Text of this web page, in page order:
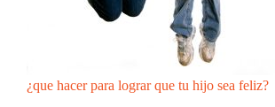
¿que hacer para lograr que tu hijo sea feliz?